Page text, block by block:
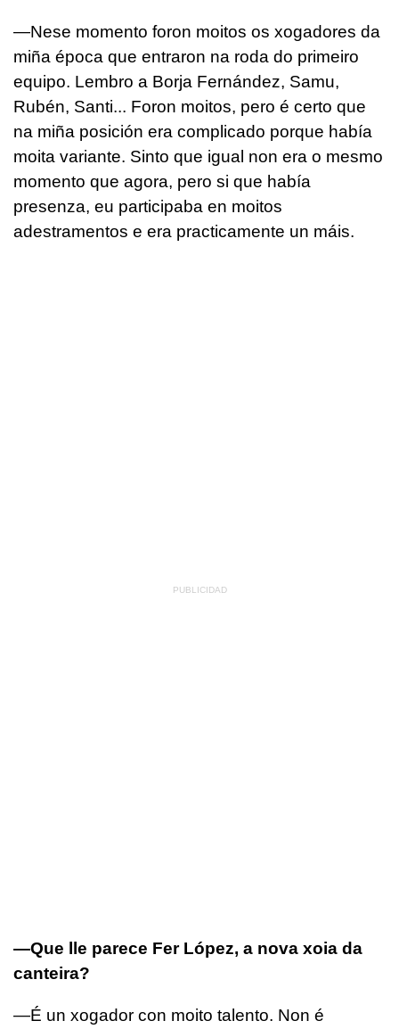
—Nese momento foron moitos os xogadores da
miña época que entraron na roda do primeiro
equipo. Lembro a Borja Fernández, Samu,
Rubén, Santi... Foron moitos, pero é certo que
na miña posición era complicado porque había
moita variante. Sinto que igual non era o mesmo
momento que agora, pero si que había
presenza, eu participaba en moitos
adestramentos e era practicamente un máis.
—Que lle parece Fer López, a nova xoia da
canteira?
—É un xogador con moito talento. Non é